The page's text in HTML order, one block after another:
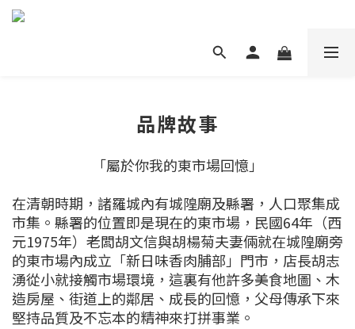
品牌故事
「屬於你我的東市場回憶」
在清朝時期，諸羅城內有城隍廟及縣署，人口聚集成
市集。縣署的位置即是現在的東市場，民國64年（西
元1975年）老闆胡文信與胡楊菊夫妻倆就在城隍廟旁
的東市場內成立「新日味香肉脯部」門市，店長胡志
湧從小就接觸市場環境，這裏有他許多美食地圖、木
造房屋、街道上的鄰居、成長的回憶，父母傳承下來
堅持品質及不忘本的精神來打拼事業。